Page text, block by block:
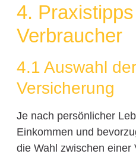
4.
Verbraucher
4.1 Auswahl
Versicherung
Je nach persönlicher
Einkommen und
die Wahl zwischen einer